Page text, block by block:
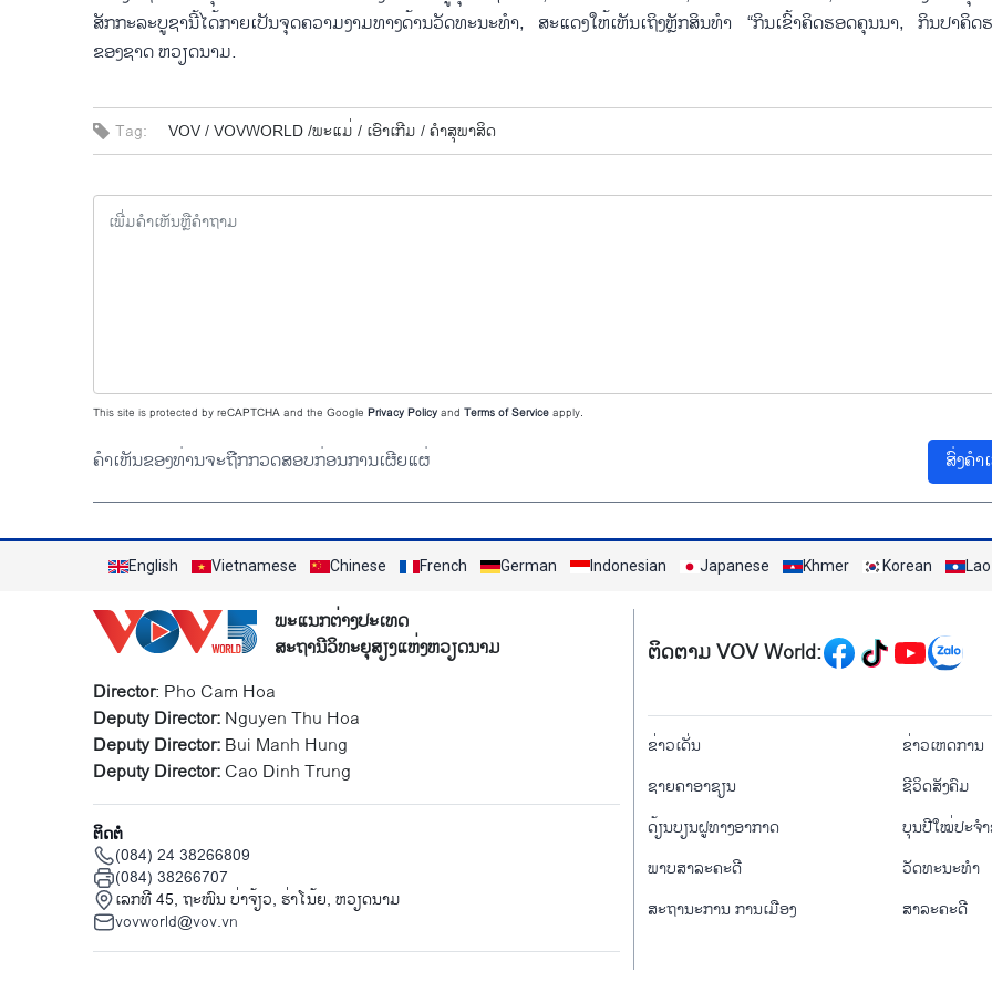
ສັກ​ກະ​ລະ​ບູ​ຊານີ້​ໄດ້​ກາຍ​ເປັນ​ຈຸດ​ຄວາມ​ງາມ​ທາງ​ດ້ານ​ວັດ​ທະ​ນະ​ທຳ, ສະ​ແດງ​ໃຫ້​ເຫັນເຖິງຫຼັກ​ສິນ​ທຳ “ກິນ​ເຂົ້າ​ຄິດ​ຮອດ​ຄຸ​ນ​ນາ, ກິນ​ປາ​ຄິດ​
ຂອງ​ຊາດ ຫວຽດ​ນາມ.
Tag: VOV /VOVWORLD /​ພະ​ແມ່ / ເອົາ​ເກີມ /ຄຳສຸພາສິດ
This site is protected by reCAPTCHA and the Google Privacy Policyand Terms of Serviceapply.
ຄຳເຫັນຂອງທ່ານຈະຖືກກວດສອບກ່ອນການເຜີຍແຜ່ ສົ່ງຄຳ
English Vietnamese Chinese French German Indonesian Japanese Khmer Korean Lao
ພະແນກຕ່າງປະເທດ
ສະຖານີວິທະຍຸສຽງແຫ່ງຫວຽດນາມ
Director: Pho Cam Hoa
Deputy Director:Nguyen Thu Hoa
Deputy Director:Bui Manh Hung
Deputy Director:Cao Dinh Trung
ຕິດຕໍ່
(084) 24 38266809
(084) 38266707
ເລກທີ 45, ຖະໜົນ ບ່າ​ຈ້ຽວ, ຮ່າ​ໂນ້ຍ, ຫວຽດນາມ
vovworld@vov.vn
Mạng xã hội
ຕິດຕາມ VOV World:
menu footer tiếng
ຂ່າວເດັ່ນ ຂ່າວເຫດການ
ຊາຍຄາອາຊຽນ
ຊີ​ວິດ​ສັງ​ຄົມ
ດ້ຽນບຽນ​ຝູທາງ​ອາກາດ
ບຸນປີໃໝ່ປະຈ
ພາບສາລະຄະດີ
ວັດທະນະທໍາ
ສະຖານະການ ການເມືອງ
ສາລະຄະດີ